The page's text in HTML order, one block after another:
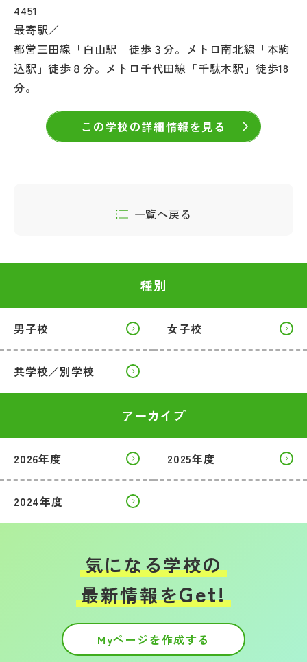
4451
最寄駅／
都営三田線「白山駅」徒歩３分。メトロ南北線「本駒
込駅」徒歩８分。メトロ千代田線「千駄木駅」徒歩18
分。
この学校の詳細情報を見る
一覧へ戻る
種別
男子校 女子校
共学校／別学校
アーカイブ
2026年度 2025年度
2024年度
気になる学校の
最新情報をGet!
Myページを作成する